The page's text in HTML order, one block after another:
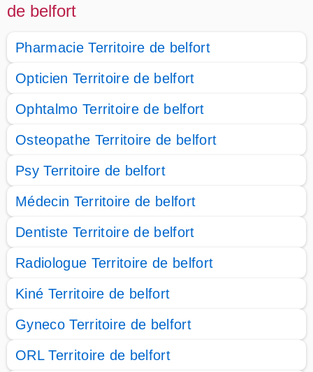
de belfort
Pharmacie Territoire de belfort
Opticien Territoire de belfort
Ophtalmo Territoire de belfort
Osteopathe Territoire de belfort
Psy Territoire de belfort
Médecin Territoire de belfort
Dentiste Territoire de belfort
Radiologue Territoire de belfort
Kiné Territoire de belfort
Gyneco Territoire de belfort
ORL Territoire de belfort